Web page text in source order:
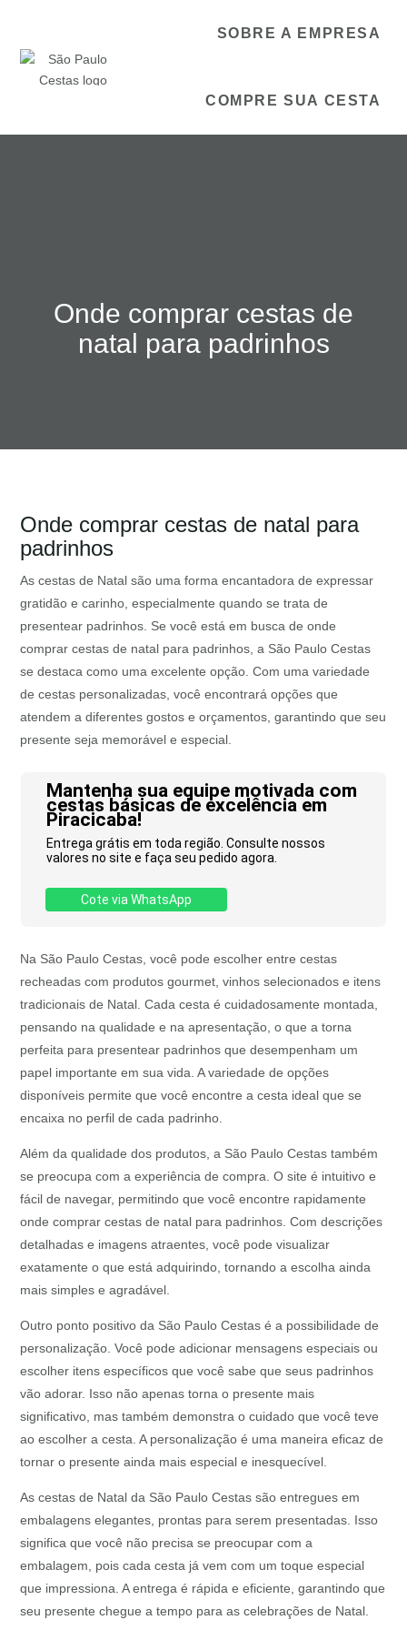
SOBRE A EMPRESA
COMPRE SUA CESTA
Onde comprar cestas de
natal para padrinhos
Onde comprar cestas de natal para
padrinhos
As cestas de Natal são uma forma encantadora de expressar
gratidão e carinho, especialmente quando se trata de
presentear padrinhos. Se você está em busca de onde
comprar cestas de natal para padrinhos, a São Paulo Cestas
se destaca como uma excelente opção. Com uma variedade
de cestas personalizadas, você encontrará opções que
atendem a diferentes gostos e orçamentos, garantindo que seu
presente seja memorável e especial.
Mantenha sua equipe motivada com
cestas básicas de excelência em
Piracicaba!
Entrega grátis em toda região. Consulte nossos
valores no site e faça seu pedido agora.
Cote via WhatsApp
Na São Paulo Cestas, você pode escolher entre cestas
recheadas com produtos gourmet, vinhos selecionados e itens
tradicionais de Natal. Cada cesta é cuidadosamente montada,
pensando na qualidade e na apresentação, o que a torna
perfeita para presentear padrinhos que desempenham um
papel importante em sua vida. A variedade de opções
disponíveis permite que você encontre a cesta ideal que se
encaixa no perfil de cada padrinho.
Além da qualidade dos produtos, a São Paulo Cestas também
se preocupa com a experiência de compra. O site é intuitivo e
fácil de navegar, permitindo que você encontre rapidamente
onde comprar cestas de natal para padrinhos. Com descrições
detalhadas e imagens atraentes, você pode visualizar
exatamente o que está adquirindo, tornando a escolha ainda
mais simples e agradável.
Outro ponto positivo da São Paulo Cestas é a possibilidade de
personalização. Você pode adicionar mensagens especiais ou
escolher itens específicos que você sabe que seus padrinhos
vão adorar. Isso não apenas torna o presente mais
significativo, mas também demonstra o cuidado que você teve
ao escolher a cesta. A personalização é uma maneira eficaz de
tornar o presente ainda mais especial e inesquecível.
As cestas de Natal da São Paulo Cestas são entregues em
embalagens elegantes, prontas para serem presentadas. Isso
significa que você não precisa se preocupar com a
embalagem, pois cada cesta já vem com um toque especial
que impressiona. A entrega é rápida e eficiente, garantindo que
seu presente chegue a tempo para as celebrações de Natal.